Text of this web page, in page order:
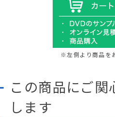
※左側より商品を
この商品にご
します